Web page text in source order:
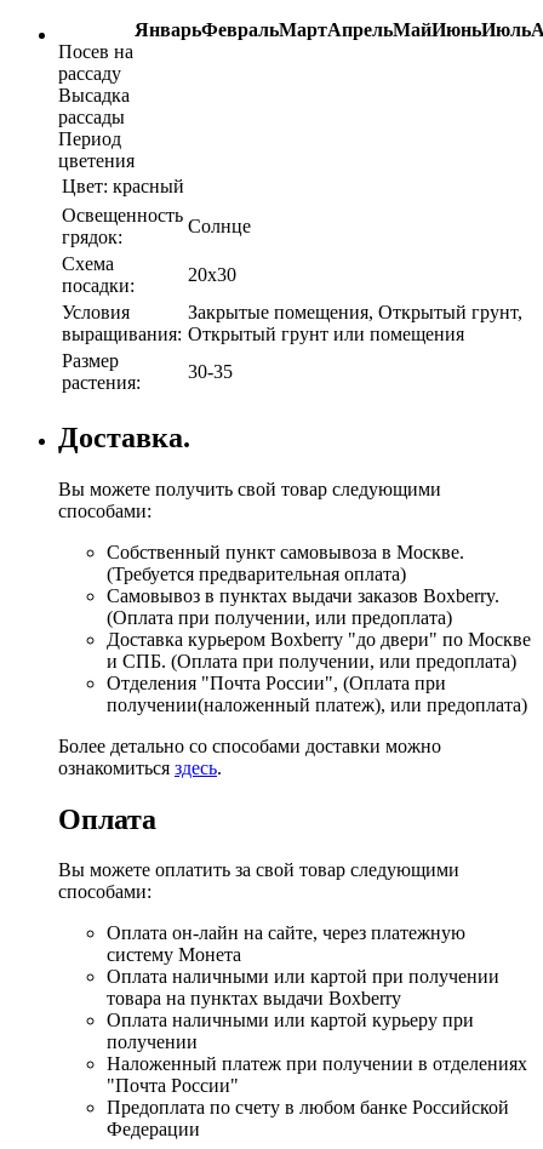
ЯнварьФевральМартАпрельМайИюньИюль
Посев на
рассаду
Высадка
рассады
Период
цветения
Цвет: красный
Освещенность
грядок:
Солнце
Схема
посадки:
20х30
Условия
выращивания:
Закрытые помещения, Открытый грунт,
Открытый грунт или помещения
Размер
растения:
30-35
Доставка.
Вы можете получить свой товар следующими
способами:
Собственный пункт самовывоза в Москве.
(Требуется предварительная оплата)
Самовывоз в пунктах выдачи заказов Boxberry.
(Оплата при получении, или предоплата)
Доставка курьером Boxberry "до двери" по Москве
и СПБ. (Оплата при получении, или предоплата)
Отделения "Почта России", (Оплата при
получении(наложенный платеж), или предоплата)
Более детально со способами доставки можно
ознакомиться здесь.
Оплата
Вы можете оплатить за свой товар следующими
способами:
Оплата он-лайн на сайте, через платежную
систему Монета
Оплата наличными или картой при получении
товара на пунктах выдачи Boxberry
Оплата наличными или картой курьеру при
получении
Наложенный платеж при получении в отделениях
"Почта России"
Предоплата по счету в любом банке Российской
Федерации